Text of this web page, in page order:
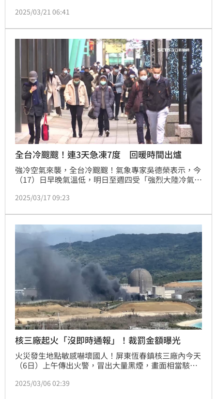
有鋒面通過，下週五西半部更有陣雨或雷雨。（記者：
2025/03/21 06:41
全台冷颼颼！連3天急凍7度 回暖時間出爐
強冷空氣來襲，全台冷颼颼！氣象專家吳德榮表示，今
（17）日早晚氣溫低，明日至週四受「強烈大陸冷氣
得很低，部分地區出現7度左右最低氣溫，週五至下週
2025/03/17 09:23
核三廠起火「沒即時通報」！裁罰金額曝光
火災發生地點敏感嚇壞國人！屏東恆春鎮核三廠內今天
（6日）上午傳出火警，冒出大量黑煙，畫面相當駭
內撲滅，該處為廢棄空壓機廠房後方兩座冷卻水塔起
2025/03/06 02:39